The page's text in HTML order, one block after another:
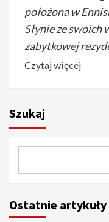
położona w
Słynie ze swoich
zabytkowej
Czytaj więcej
Szukaj
Ostatnie artykuły